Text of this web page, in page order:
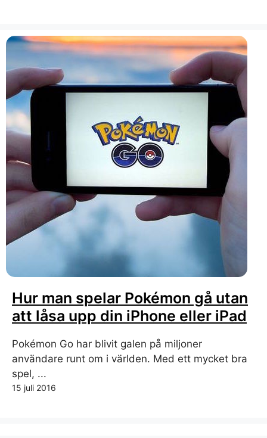
Hur man spelar Pokémon gå utan
att låsa upp din iPhone eller iPad
Pokémon Go har blivit galen på miljoner
användare runt om i världen. Med ett mycket bra
spel, ...
15 juli 2016